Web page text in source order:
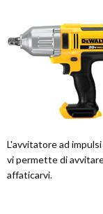
L'avvitatore ad
vi permette di
affaticarvi.